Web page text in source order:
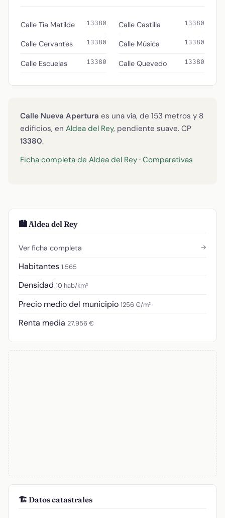
Calle Tía Matilde 13380
Calle Cervantes 13380
Calle Escuelas 13380
Calle Castilla 13380
Calle Música 13380
Calle Quevedo 13380
Calle Nueva Apertura es una vía, de 153 metros y 8
edificios, en Aldea del Rey, pendiente suave. CP
13380.
Ficha completa de Aldea del Rey · Comparativas
🏙️ Aldea del Rey
Ver ficha completa →
Habitantes 1.565
Densidad 10 hab/km²
Precio medio del municipio 1256 €/m²
Renta media 27.956 €
🏗️ Datos catastrales